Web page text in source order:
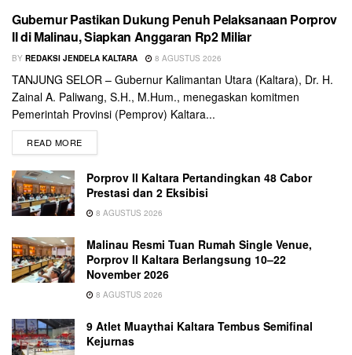
Gubernur Pastikan Dukung Penuh Pelaksanaan Porprov
II di Malinau, Siapkan Anggaran Rp2 Miliar
BY REDAKSI JENDELA KALTARA 8 AGUSTUS 2026
TANJUNG SELOR – Gubernur Kalimantan Utara (Kaltara), Dr. H.
Zainal A. Paliwang, S.H., M.Hum., menegaskan komitmen
Pemerintah Provinsi (Pemprov) Kaltara...
READ MORE
Porprov II Kaltara Pertandingkan 48 Cabor
Prestasi dan 2 Eksibisi
8 AGUSTUS 2026
Malinau Resmi Tuan Rumah Single Venue,
Porprov II Kaltara Berlangsung 10–22
November 2026
8 AGUSTUS 2026
9 Atlet Muaythai Kaltara Tembus Semifinal
Kejurnas